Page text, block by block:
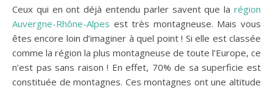
Ceux qui en ont déjà entendu parler savent que la région
Auvergne-Rhône-Alpes est très montagneuse. Mais vous
êtes encore loin d’imaginer à quel point ! Si elle est classée
comme la région la plus montagneuse de toute l’Europe, ce
n’est pas sans raison ! En effet, 70% de sa superficie est
constituée de montagnes. Ces montagnes ont une altitude